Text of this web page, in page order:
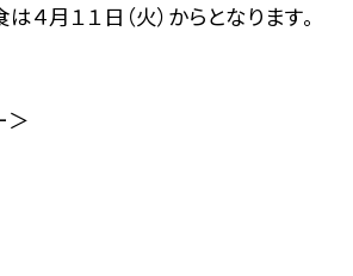
４月１１日（火）からとなります。
＞